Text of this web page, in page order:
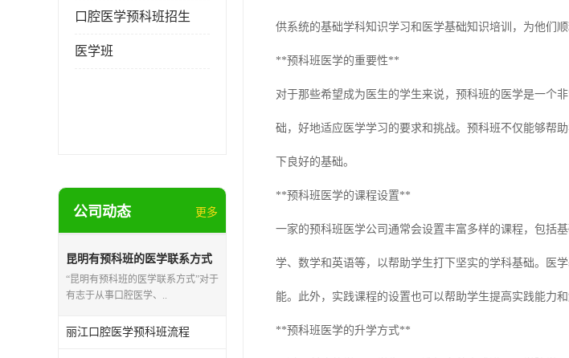
口腔医学预科班招生
医学班
公司动态 更多
昆明有预科班的医学联系方式
“昆明有预科班的医学联系方式”对于
有志于从事口腔医学、..
丽江口腔医学预科班流程
供系统的基础学科知识学习和医学基础知识培训，为他们
**预科班医学的重要性**
对于那些希望成为医生的学生来说，预科班的医学是一个
础，好地适应医学学习的要求和挑战。预科班不仅能够帮
下良好的基础。
**预科班医学的课程设置**
一家的预科班医学公司通常会设置丰富多样的课程，包括
学、数学和英语等，以帮助学生打下坚实的学科基础。医
能。此外，实践课程的设置也可以帮助学生提高实践能力和
**预科班医学的升学方式**